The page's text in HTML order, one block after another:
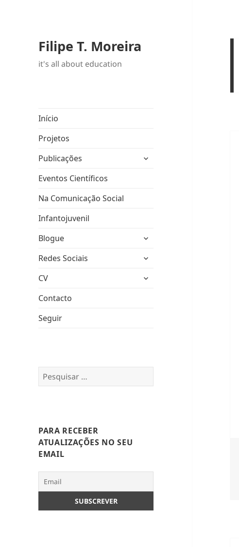
Filipe T. Moreira
it's all about education
Início
Projetos
Publicações
expandir
Eventos Científicos
Na Comunicação Social
Infantojuvenil
Blogue
expandir
Redes Sociais
expandir
CV
expandir
Contacto
Seguir
Pesquisar
por:
PARA RECEBER
ATUALIZAÇÕES NO SEU
EMAIL